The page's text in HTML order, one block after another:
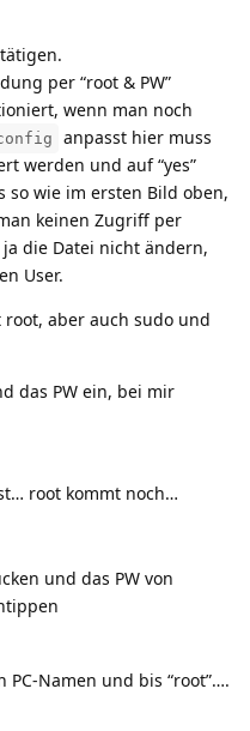
per “root & PW”
wenn man noch
anpasst hier muss
werden und auf “yes”
wie im ersten Bild oben,
keinen Zugriff per
die Datei nicht ändern,
User.
root, aber auch sudo und
das PW ein, bei mir
root kommt noch…
und das PW von
Namen und bis “root”….